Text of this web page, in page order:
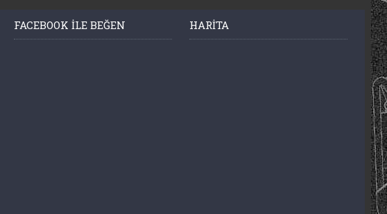
FACEBOOK ILE BEĞEN HARITA